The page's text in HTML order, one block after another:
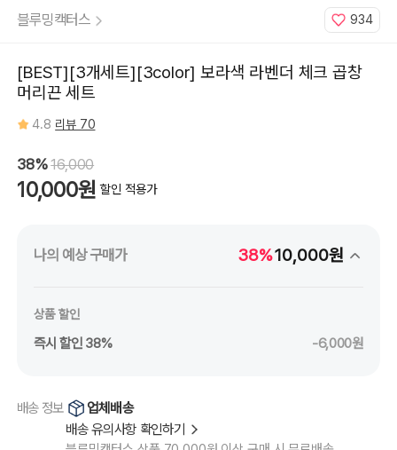
블루밍캑터스 934
[BEST][3개세트][3color] 보라색 라벤더 체크 곱창
머리끈 세트
4.8 리뷰 70
38%16,000
10,000원 할인 적용가
나의 예상 구매가 38%10,000원
상품 할인
즉시 할인 38% -6,000원
배송 정보
업체배송
배송 유의사항 확인하기